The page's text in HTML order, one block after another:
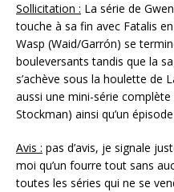
Sollicitation : La série de
touche à sa fin avec Fatalis
Wasp (Waid/Garrón) se
bouleversants tandis que la
s’achève sous la houlette de
aussi une mini-série complète
Stockman) ainsi qu’un
Avis : pas d’avis, je signale
moi qu’un fourre tout sans
toutes les séries qui ne se